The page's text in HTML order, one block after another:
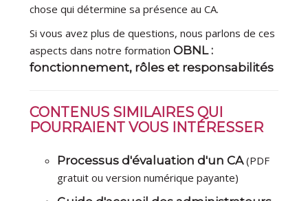
chose qui détermine sa présence au CA.
Si vous avez plus de questions, nous parlons de ces
aspects dans notre formationOBNL :
fonctionnement, rôles et responsabilités
CONTENUS SIMILAIRES QUI
POURRAIENT VOUS INTÉRESSER
Processus d'évaluation d'un CA(PDF
gratuit ou version numérique payante)